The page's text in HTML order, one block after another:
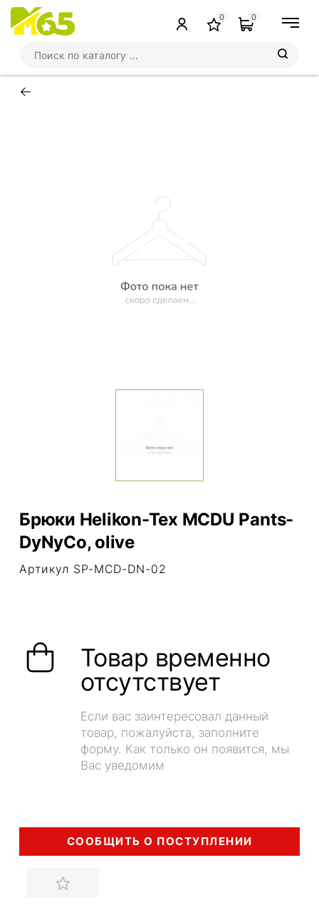
0 0
←
Брюки Helikon-Tex MCDU Pants-
DyNyCo, olive
Артикул SP-MCD-DN-02
Товар временно
отсутствует
Если вас заинтересовал данный
товар, пожалуйста, заполните
форму. Как только он появится, мы
Вас уведомим
СООБЩИТЬ О ПОСТУПЛЕНИИ